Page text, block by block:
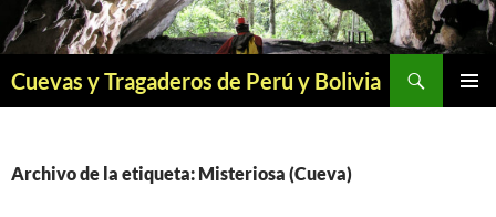
Saltar
al
Cuevas y Tragaderos de Perú y Bolivia
Archivo de la etiqueta: Misteriosa (Cueva)